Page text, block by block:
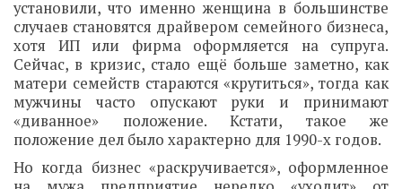
установили, что именно женщина в большинстве
случаев становятся драйвером семейного бизнеса,
хотя ИП или фирма оформляется на супруга.
Сейчас, в кризис, стало ещё больше заметно, как
матери семейств стараются «крутиться», тогда как
мужчины часто опускают руки и принимают
«диванное» положение. Кстати, такое же
положение дел было характерно для 1990-х годов.
Но когда бизнес «раскручивается», оформленное